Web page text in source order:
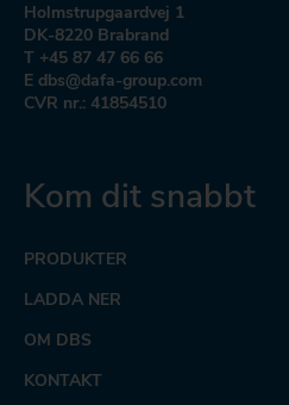
Holmstrupgaardvej 1
DK-8220 Brabrand
T +45 87 47 66 66
E dbs@dafa-group.com
CVR nr.: 41854510
Kom dit snabbt
PRODUKTER
LADDA NER
OM DBS
KONTAKT